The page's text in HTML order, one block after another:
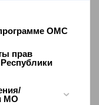
ОМС
прав
МО